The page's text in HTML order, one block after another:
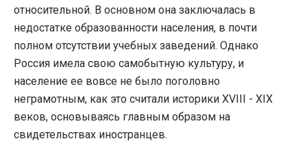
относительной. В основном она заключалась в
недостатке образованности населения, в почти
полном отсутствии учебных заведений. Однако
Россия имела свою самобытную культуру, и
население ее вовсе не было поголовно
неграмотным, как это считали историки XVIII - XIX
веков, основываясь главным образом на
свидетельствах иностранцев.